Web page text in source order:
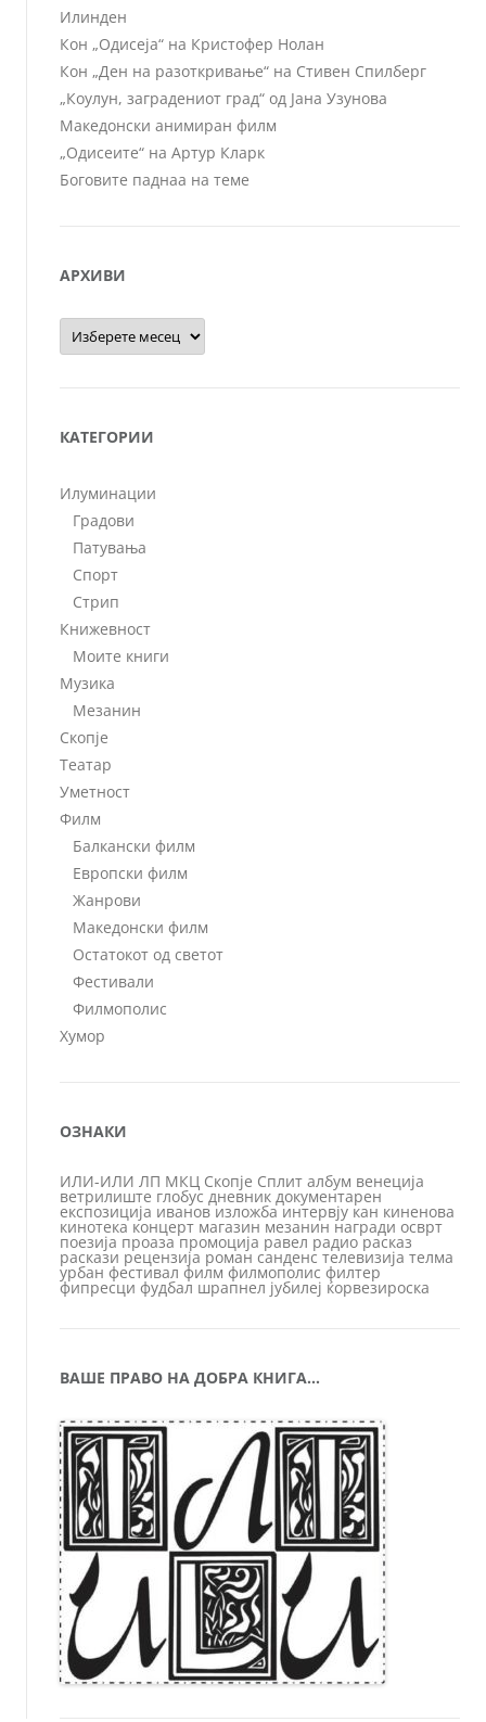
Илинден
Кон „Одисеја“ на Кристофер Нолан
Кон „Ден на разоткривање“ на Стивен Спилберг
„Коулун, заградениот град“ од Јана Узунова
Македонски анимиран филм
„Одисеите“ на Артур Кларк
Боговите паднаа на теме
АРХИВИ
Архиви
КАТЕГОРИИ
Илуминации
Градови
Патувања
Спорт
Стрип
Книжевност
Моите книги
Музика
Мезанин
Скопје
Театар
Уметност
Филм
Балкански филм
Европски филм
Жанрови
Македонски филм
Остатокот од светот
Фестивали
Филмополис
Хумор
ОЗНАКИ
ИЛИ-ИЛИ ЛП МКЦ Скопје Сплит албум венеција
ветрилиште глобус дневник документарен
експозиција иванов изложба интервју кан киненова
кинотека концерт магазин мезанин награди осврт
поезија проаза промоција равел радио расказ
раскази рецензија роман санденс телевизија телма
урбан фестивал филм филмополис филтер
фипресци фудбал шрапнел јубилеј ќорвезироска
ВАШЕ ПРАВО НА ДОБРА КНИГА…